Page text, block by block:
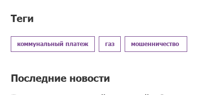
Теги
коммунальный платеж газ мошенничество
Последние новости